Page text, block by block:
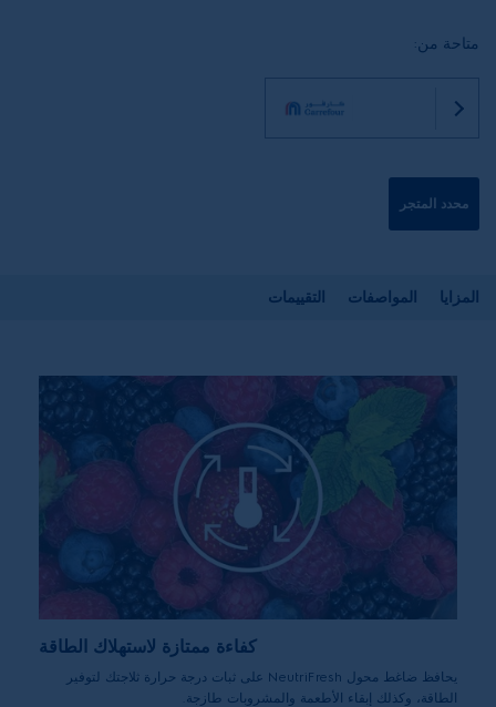
متاحة من:
محدد المتجر
المزايا المواصفات التقييمات
كفاءة ممتازة لاستهلاك الطاقة
يحافظ ضاغط محول NeutriFresh‎ على ثبات درجة حرارة ثلاجتك لتوفير
الطاقة، وكذلك إبقاء الأطعمة والمشروبات طازجة.